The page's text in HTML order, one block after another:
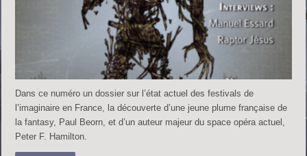
Dans ce numéro un dossier sur l’état actuel des festivals de
l’imaginaire en France, la découverte d’une jeune plume française de
la fantasy, Paul Beorn, et d’un auteur majeur du space opéra actuel,
Peter F. Hamilton.